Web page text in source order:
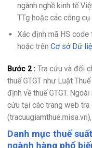
ngành nghề kinh tế
TTg hoặc các công
Xác định mã HS
hoặc trên Cơ sở Dữ
Bước 2 : Tra cứu và đối
thuế GTGT như Luật
định về thuế GTGT.
cứu tại các trang web tra
Danh mục thuế
ngành hàng phổ